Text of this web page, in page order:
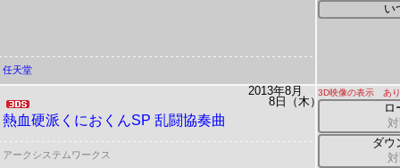
い
任天堂
2013年8月
8日（木）
熱血硬派くにおくんSP 乱闘協奏曲
3D映像の表示 あり
ロ
ダウ
アークシステムワークス